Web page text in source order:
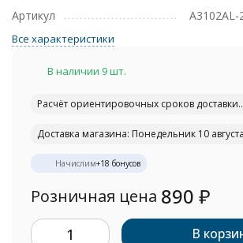
Артикул
A3102AL-
Все характеристики
В наличии 9 шт.
Расчёт ориентировочных сроков
Доставка магазина: Понедельник 10 августа
Начислим+18 бонусов
Розничная цена 890 ₽
В